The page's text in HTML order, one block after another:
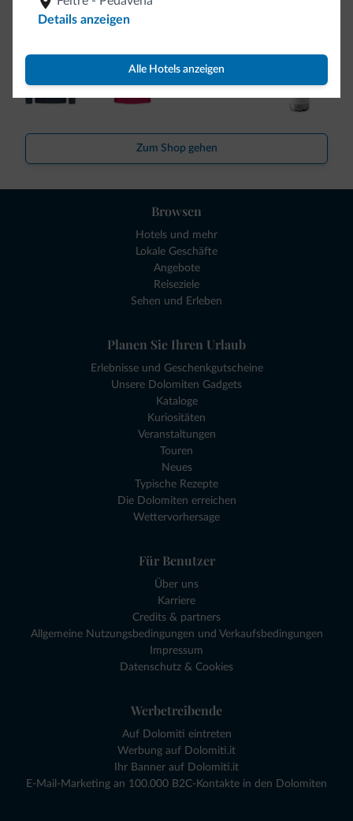
Details anzeigen
Alle Hotels anzeigen
von Dolomiti.it ist da!
Zum Shop gehen
Browsen
Hotels und mehr
Lokale Geschäfte
Angebote
Reiseziele
Sehen und Erleben
Planen Sie Ihren Urlaub
Erlebnisse und Geschenkgutscheine
Unsere Dolomiten Gadgets
Kataloge
Kuriositäten
Veranstaltungen
Touren
Neues
Typische Rezepte
Die Dolomiten erreichen
Wettervorhersage
Für Benutzer
Über uns
Karriere
Credits & partners
Allgemeine Nutzungsbedingungen und Verkaufsbedingungen
Impressum
Datenschutz & Cookies
Werbetreibende
Auf Dolomiti eintreten
Werbung auf Dolomiti.it
Ihr Banner auf Dolomiti.it
E-Mail-Marketing an 100.000 B2C-Kontakte in den Dolomiten